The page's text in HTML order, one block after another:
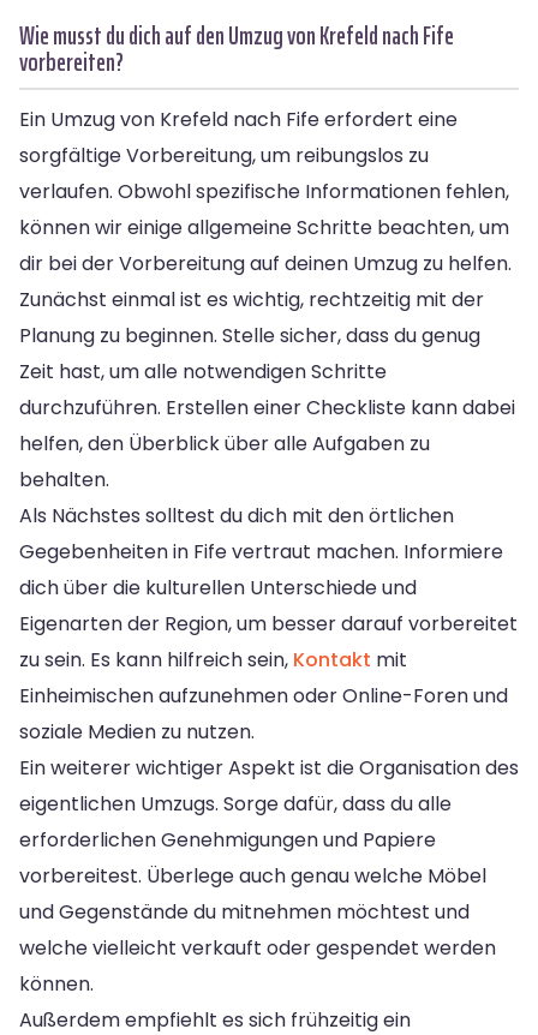
Wie musst du dich auf den Umzug von Krefeld nach Fife
vorbereiten?
Ein Umzug von Krefeld nach Fife erfordert eine
sorgfältige Vorbereitung, um reibungslos zu
verlaufen. Obwohl spezifische Informationen fehlen,
können wir einige allgemeine Schritte beachten, um
dir bei der Vorbereitung auf deinen Umzug zu helfen.
Zunächst einmal ist es wichtig, rechtzeitig mit der
Planung zu beginnen. Stelle sicher, dass du genug
Zeit hast, um alle notwendigen Schritte
durchzuführen. Erstellen einer Checkliste kann dabei
helfen, den Überblick über alle Aufgaben zu
behalten.
Als Nächstes solltest du dich mit den örtlichen
Gegebenheiten in Fife vertraut machen. Informiere
dich über die kulturellen Unterschiede und
Eigenarten der Region, um besser darauf vorbereitet
zu sein. Es kann hilfreich sein, Kontakt mit
Einheimischen aufzunehmen oder Online-Foren und
soziale Medien zu nutzen.
Ein weiterer wichtiger Aspekt ist die Organisation des
eigentlichen Umzugs. Sorge dafür, dass du alle
erforderlichen Genehmigungen und Papiere
vorbereitest. Überlege auch genau welche Möbel
und Gegenstände du mitnehmen möchtest und
welche vielleicht verkauft oder gespendet werden
können.
Außerdem empfiehlt es sich frühzeitig ein